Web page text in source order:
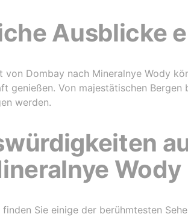
Ausblicke
von Dombay nach Mineralnye Wody
genießen. Von majestätischen
werden.
Wody
Sie einige der berühmtesten